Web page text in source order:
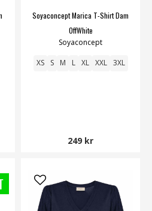
Soyaconcept Marica T-Shirt Dam
OffWhite
Soyaconcept
XS S M L XL XXL 3XL
249 kr